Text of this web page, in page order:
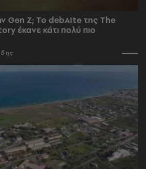
Gen Z; Το debAIte της The
έκανε κάτι πολύ πιο